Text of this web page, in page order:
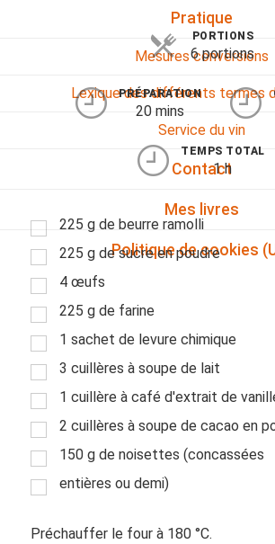
Pratique
Mesures conversions
Lexique des différents termes
Service du vin
Contact
Mes livres
Politique de cookies
PORTIONS
6 portions
PRÉPARATION
20 mins
TEMPS TOTAL
1 h
225 g de beurre ramolli
225 g de sucre en poudre
4 œufs
225 g de farine
1 sachet de levure chimique
3 cuillères à soupe de lait
1 cuillère à café d'extrait de
2 cuillères à soupe de cacao en
150 g de noisettes (concassées
entières ou demi)
Préchauffer le four à 180 °C.